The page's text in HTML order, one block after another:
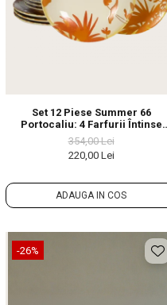
Set 12 Piese Summer 66
Portocaliu: 4 Farfurii Întinse
26cm, 4 Farfurii Desert 20cm & 4
Boluri 21cm/500ml
354,00 Lei
220,00 Lei
ADAUGA IN COS
-26%